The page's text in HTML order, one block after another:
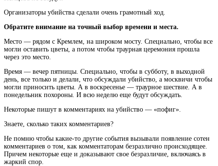
Организаторы убийства сделали очень грамотный ход.
Обратите внимание на точный выбор времени и места.
Место — рядом с Кремлем, на широком мосту. Специально, чтобы все
могли оставить цветы, а потом чтобы траурная церемония прошла
через это место.
Время — вечер пятницы. Специально, чтобы в субботу, в выходной
день, все только и делали, что обсуждали убийство, а москвичи чтобы
могли приносить цветы. А в воскресенье — траурное шествие. А в
понедельник похороны. И всю неделю еще будут обсуждать.
Некоторые пишут в комментариях на убийство — «пофиг».
Знаете, сколько таких комментариев?
Не помню чтобы какие-то другие события вызывали появление сотен
комментариев о том, как комментаторам безразлично происходящее.
Причем некоторые еще и доказывают свое безразличие, включаясь в
жаркий спор.